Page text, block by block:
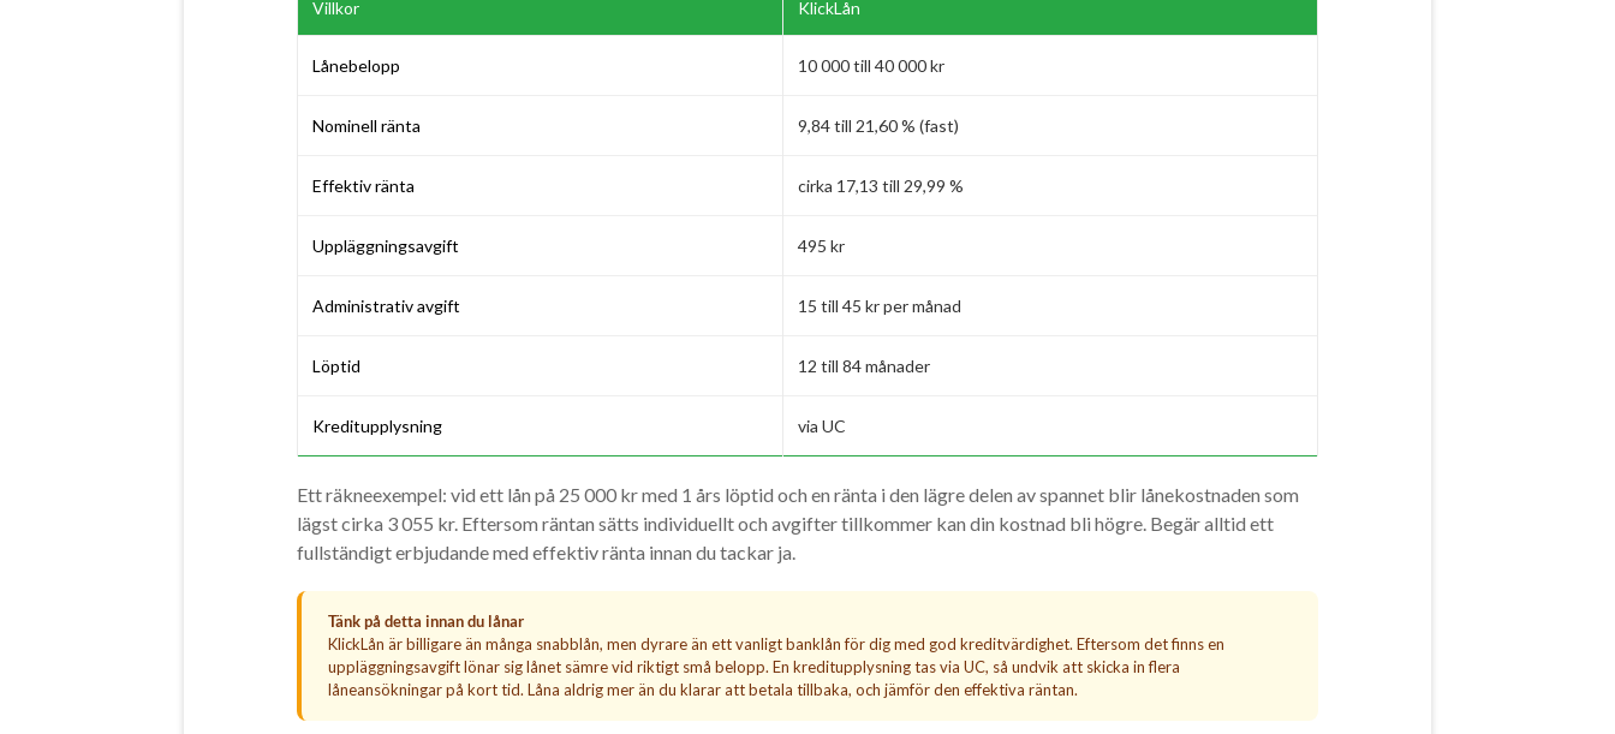
Villkor KlickLån
Lånebelopp 10 000 till 40 000 kr
Nominell ränta 9,84 till 21,60 % (fast)
Effektiv ränta cirka 17,13 till 29,99 %
Uppläggningsavgift 495 kr
Administrativ avgift 15 till 45 kr per månad
Löptid 12 till 84 månader
Kreditupplysning via UC
Ett räkneexempel: vid ett lån på 25 000 kr med 1 års löptid och en ränta i den lägre delen av spannet blir lånekostnaden som
lägst cirka 3 055 kr. Eftersom räntan sätts individuellt och avgifter tillkommer kan din kostnad bli högre. Begär alltid ett
fullständigt erbjudande med effektiv ränta innan du tackar ja.
Tänk på detta innan du lånar
KlickLån är billigare än många snabblån, men dyrare än ett vanligt banklån för dig med god kreditvärdighet. Eftersom det finns en
uppläggningsavgift lönar sig lånet sämre vid riktigt små belopp. En kreditupplysning tas via UC, så undvik att skicka in flera
låneansökningar på kort tid. Låna aldrig mer än du klarar att betala tillbaka, och jämför den effektiva räntan.